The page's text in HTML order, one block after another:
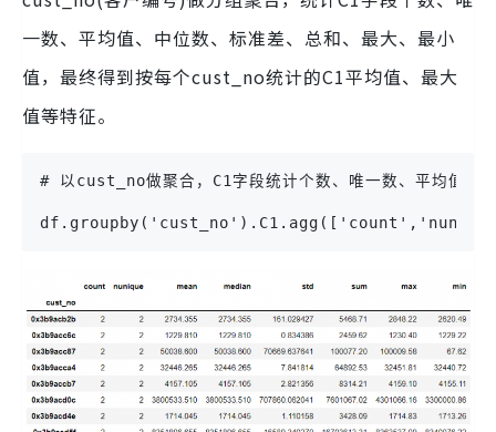
一数、平均值、中位数、标准差、总和、最大、最小
值，最终得到按每个cust_no统计的C1平均值、最大
值等特征。
# 以cust_no做聚合，C1字段统计个数、唯一数、平均值、